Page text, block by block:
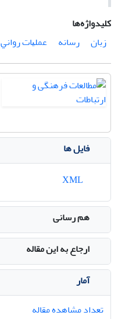
کلیدواژه‌ها
زﺑﺎن
رﺳﺎﻧﻪ ﻋﻤﻠﻴﺎت رواﻧﻲ
فایل ها
هم رسانی
ارجاع به این مقاله
آمار
تعداد مشاهده مقاله